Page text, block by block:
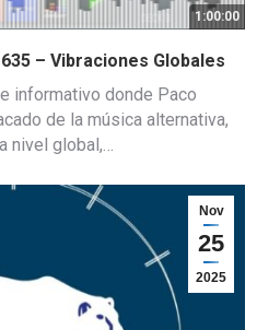
1:00:00
– Vibraciones Globales
informativo donde Paco
de la música alternativa,
nivel global,…
Nov
25
2025